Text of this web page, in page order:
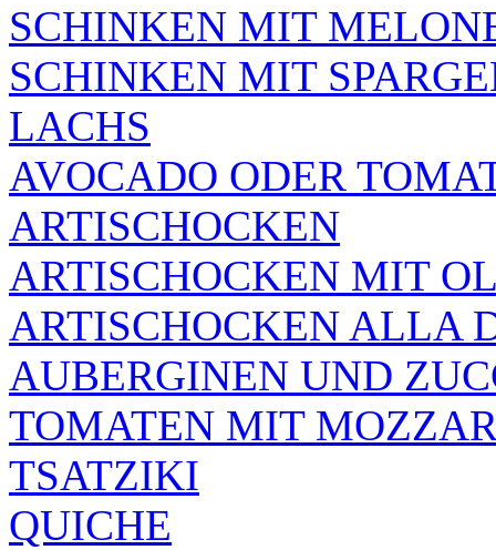
SCHINKEN MIT
SCHINKEN MIT
LACHS
AVOCADO ODER
ARTISCHOCKEN
ARTISCHOCKEN MIT
ARTISCHOCKEN ALLA
AUBERGINEN UND
TOMATEN MIT
TSATZIKI
QUICHE